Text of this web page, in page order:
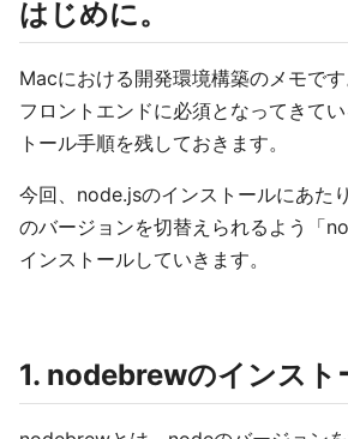
はじめに。
Macにおける開発環境構築のメモです
フロントエンドに必須となってきて
トール手順を残しておきます。
今回、node.jsのインストールにあた
のバージョンを切替えられるよう「
インストールしていきます。
1. nodebrewのインスト